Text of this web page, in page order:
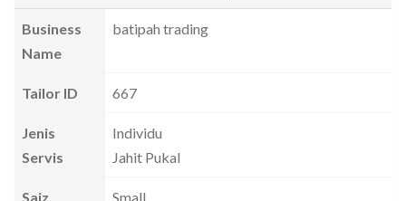
Business
Name
batipah trading
Tailor ID 667
Jenis
Servis
Individu
Jahit Pukal
Saiz
Small